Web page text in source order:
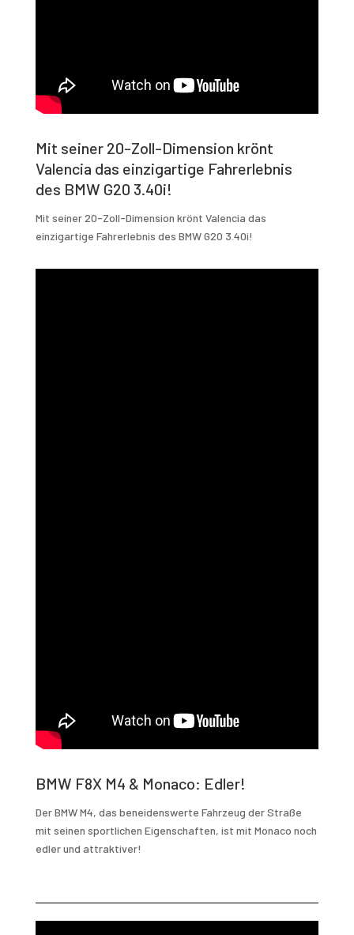
Mit seiner 20-Zoll-Dimension krönt
Valencia das einzigartige Fahrerlebnis
des BMW G20 3.40i!
Mit seiner 20-Zoll-Dimension krönt Valencia das
einzigartige Fahrerlebnis des BMW G20 3.40i!
BMW F8X M4 & Monaco: Edler!
Der BMW M4, das beneidenswerte Fahrzeug der Straße
mit seinen sportlichen Eigenschaften, ist mit Monaco noch
edler und attraktiver!